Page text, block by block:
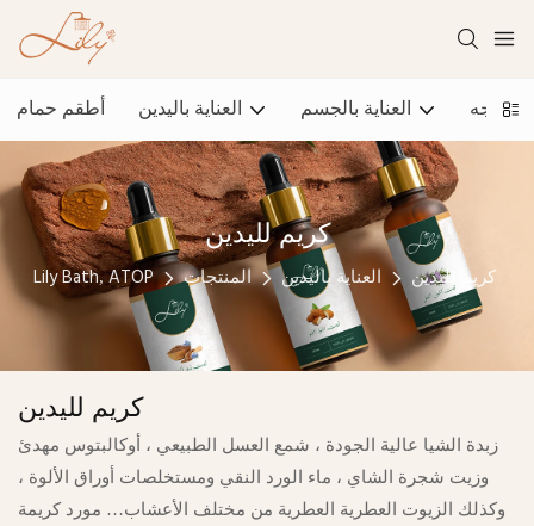
أطقم حمام العناية باليدين العناية بالجسم الوجه
كريم لليدين
Lily Bath, ATOP المنتجات العناية باليدين كريم لليدين
كريم لليدين
زبدة الشيا عالية الجودة ، شمع العسل الطبيعي ، أوكالبتوس مهدئ
وزيت شجرة الشاي ، ماء الورد النقي ومستخلصات أوراق الألوة ،
وكذلك الزيوت العطرية العطرية من مختلف الأعشاب… مورد كريمة